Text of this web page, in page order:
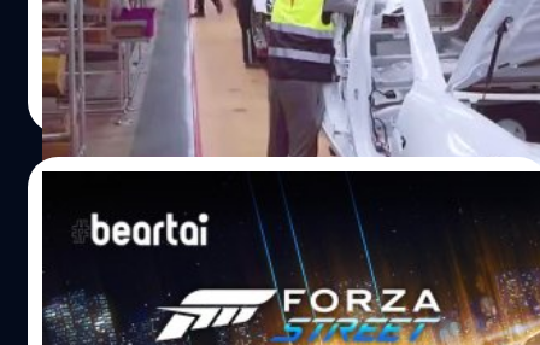
วันหยุดแรงงาน ดังนั้นราชการและบริษัทต่าง ๆ จะเปิดดำเนิน
งานในวันพุธที่ 6 พ.ค. แต่ Tesla Gigafactory 3 เซี่ยงไฮ้ได้แจ้ง
ให้พนักงานที่ควรกลับมาทำงานในวันพุธที่ 6 พ.ค. หลังจาก
หยุดยาว 5 วันให้หยุดเพิ่มไปอีกแล้วกลับมาทำงานในวันที่ 9
พ.ค. จากแหล่งข่าว 36kr รายงานว่า Tesla ได้ประสบปัญหา
ขาดแคลนชิ้นส่วนส่งผลให้ไม่สามารถผลิตรถยนต์ Tesla
Model 3 เนื่องจากความล่าช้าในการรับชิ้นส่วน รวมทั้งมีปัญหา
เกี่ยวกับอุปกรณ์การผลิตชิ้นส่วนที่สำคัญที่กำลังแก้ไข ทั้งนี้
โรงงานผลิตชิ้นส่วนของ Tesla ใน Gigafactory 1 เนวาดาได้
ประสบปัญหาจากการปิดตัวที่ผ่านมาและซัพพลายเออร์ใน
ภูมิภาคอื่น ๆ ก็เช่นกัน แต่ไม่มีข้อสรุปแน่ชัดว่าขาดแคลนชิ้น
ศิลา วงศ์เจริญ| 2282 days ago
Read More
เกมแข่งรถ Forza Street เปิดให้เล่นฟรีบน
สมาร์ตโฟน Android และ iOS ได้แล้วนะ
Forza เป็นซีรีส์ของวิดีโอเกมแข่งรถที่จำลองให้เล่นบน